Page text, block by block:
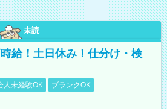
未読
給！土日休み！仕分け・検
人未経験OK
ブランクOK